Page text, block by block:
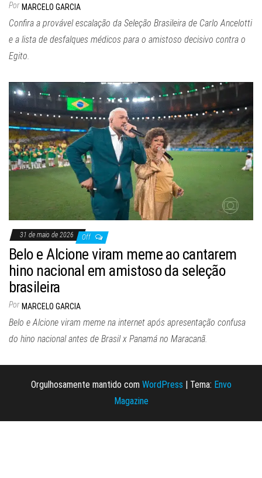
Por MARCELO GARCIA
Confira a provável escalação da Seleção Brasileira de Carlo Ancelotti
e a lista de desfalques médicos para o amistoso decisivo contra o
Egito.
31 de maio de 2026 Off
Belo e Alcione viram meme ao cantarem
hino nacional em amistoso da seleção
brasileira
Por MARCELO GARCIA
Belo e Alcione viram meme na internet após apresentação confusa
do hino nacional antes de Brasil x Panamá no Maracanã.
Orgulhosamente mantido com WordPress | Tema: Envo
Magazine